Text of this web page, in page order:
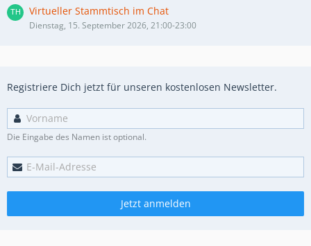
Virtueller Stammtisch im Chat
Dienstag, 15. September 2026, 21:00-23:00
Registriere Dich jetzt für unseren kostenlosen Newsletter.
Die Eingabe des Namen ist optional.
Jetzt anmelden